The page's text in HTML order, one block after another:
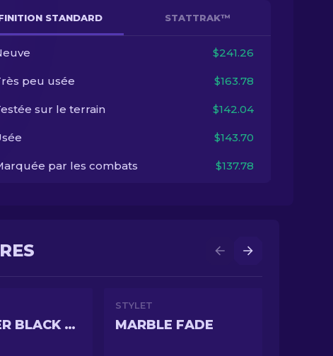
STANDARD STATTRAK™
$241.26
peu usée $163.78
sur le terrain $142.04
$143.70
par les combats $137.78
DOPPLER BLACK PEARL
STYLET
MARBLE FADE